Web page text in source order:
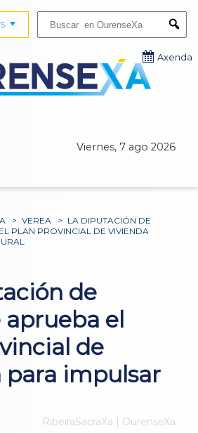
Viernes, 7 ago 2026
Axenda
> VEREA > LA DIPUTACIÓN DE
PLAN PROVINCIAL DE VIVIENDA
de
aprueba el
de
para impulsar
RibeiraSacraXa | OurenseXa